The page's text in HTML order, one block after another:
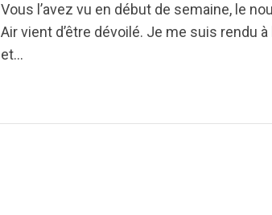
Vous l’avez vu en début de semaine, le
Air vient d’être dévoilé. Je me suis rendu
et...